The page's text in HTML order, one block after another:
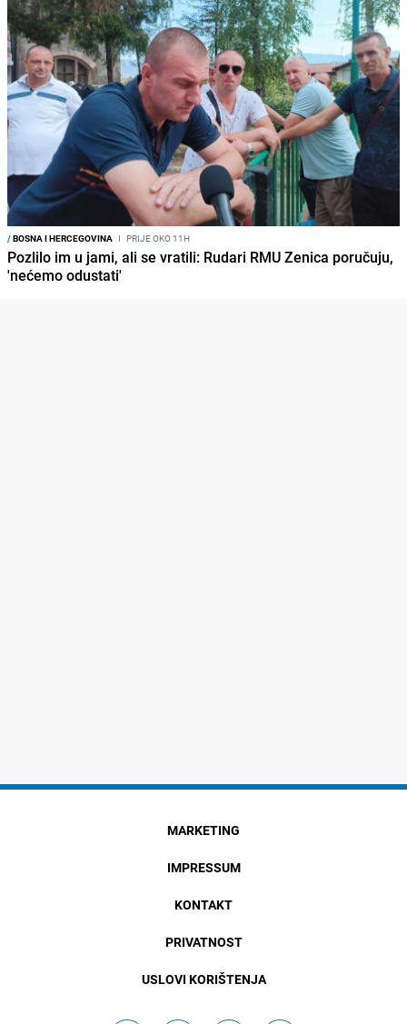
/BOSNA I HERCEGOVINA I PRIJE OKO 11H
Pozlilo im u jami, ali se vratili: Rudari RMU Zenica poručuju,
'nećemo odustati'
MARKETING
IMPRESSUM
KONTAKT
PRIVATNOST
USLOVI KORIŠTENJA